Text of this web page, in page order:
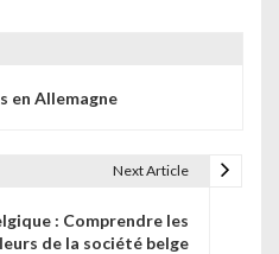
en Allemagne
Next Article
: Comprendre les
de la société belge